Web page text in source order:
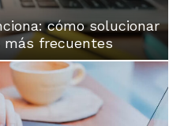
cómo solucionar
frecuentes